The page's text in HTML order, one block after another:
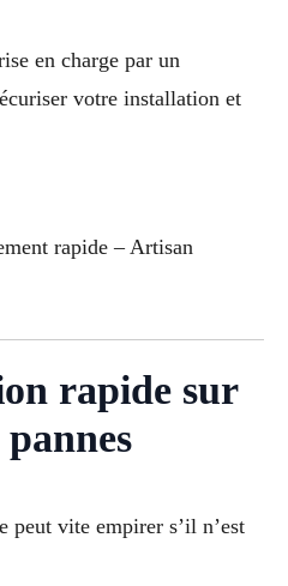
en charge par un
votre installation et
rapide – Artisan
rapide sur
peut vite empirer s’il n’est